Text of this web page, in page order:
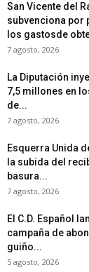
San Vicente del
subvenciona por
los gastosde
7 agosto, 2026
La Diputación
7,5 millones en
de...
7 agosto, 2026
Esquerra Unida
la subida del
basura...
7 agosto, 2026
El C.D. Español
campaña de
guiño...
5 agosto, 2026